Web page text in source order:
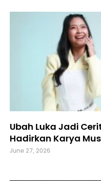
Ubah Luka Jadi
Hadirkan Karya
June 27, 2026